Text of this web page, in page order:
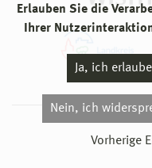
Erlauben Sie die
Ihrer
Ja, ich
Nein, ich
Vorherige